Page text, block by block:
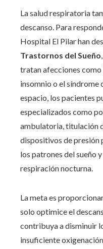
La salud respiratoria
descanso. Para
Hospital El Pilar han
Trastornos del Sueño
tratan afecciones como
insomnio o el síndrome
espacio, los pacientes
especializados como
ambulatoria, titulación
dispositivos de presión
los patrones del sueño
respiración nocturna.
La meta es
solo optimice el
contribuya a disminuir
insuficiente